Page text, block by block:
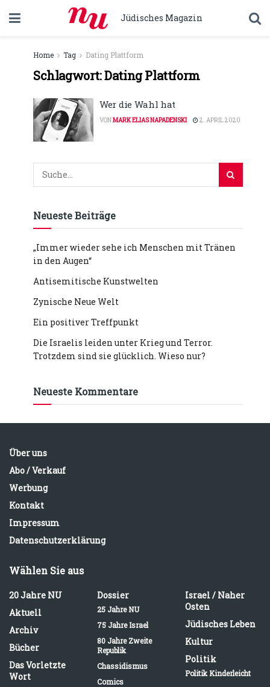
Jüdisches Magazin
Home Tag Dating Plattform
Schlagwort:Dating Plattform
Wer die Wahl hat
VONMARK ELIAS NAPADENSKI 2. APRIL 2020
Neueste Beiträge
„Immer wieder sehe ich Menschen mit Tränen
in den Augen“
Antisemitische Kunstwelten
Zynische Neue Welt
Ein positiver Treffpunkt
Die Israelis leiden unter Krieg und Terror.
Trotzdem sind sie glücklich. Wieso nur?
Neueste Kommentare
Über uns
Abo / Verkauf
Werbung
Kontakt
Impressum
Datenschutzerklärung
Wählen Sie aus
20 Jahre NU
Aktuell
Archiv
Bücher
Das Vorletzte
Wort
Dossier
25 Jahre NU
75 Jahre Israel
80 Jahre Zweite
Republik
Chassidismus
Comics
Israel / Naher
Osten
Jüdisches Leben
Kultur
Politik
Politik Kinderleicht